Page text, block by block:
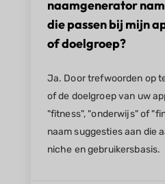
naamgenerator
die passen bij mijn
of doelgroep?
Ja. Door trefwoorden op
of de doelgroep van uw
"fitness", "onderwijs" of
naam suggesties aan die
niche en gebruikersbasis.